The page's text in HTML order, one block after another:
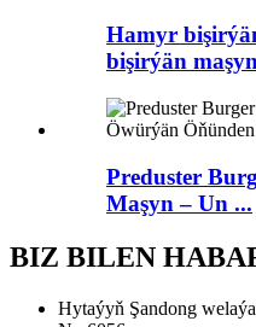
Hamyr
bişirýän
Preduster
Maşyn – Un ...
BIZ BILEN
Hytaýyň Şandong